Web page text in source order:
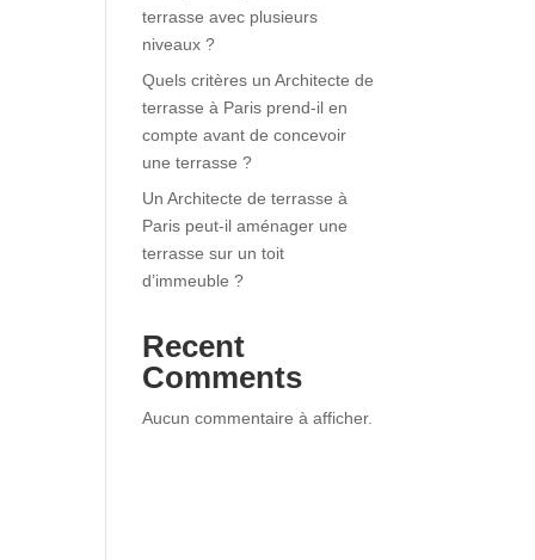
terrasse avec plusieurs
niveaux ?
Quels critères un Architecte de
terrasse à Paris prend-il en
compte avant de concevoir
une terrasse ?
Un Architecte de terrasse à
Paris peut-il aménager une
terrasse sur un toit
d’immeuble ?
Recent
Comments
Aucun commentaire à afficher.